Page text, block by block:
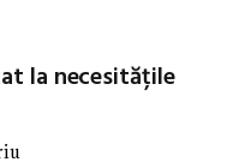
la necesitățile